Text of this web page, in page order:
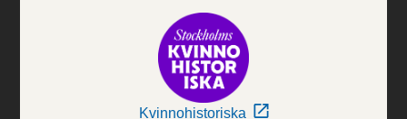
Kvinnohistoriska